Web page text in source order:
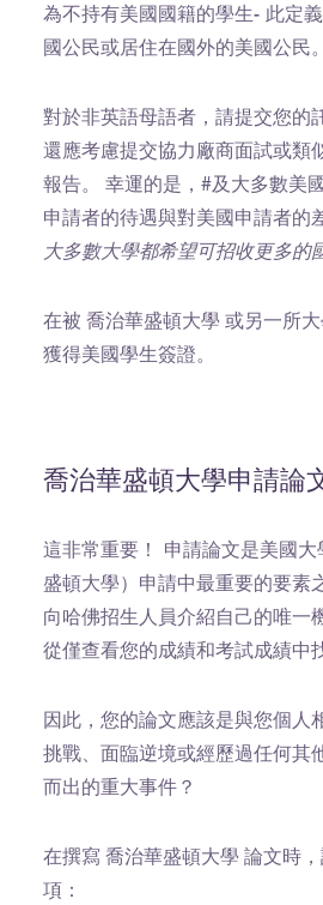
為不持有美國國籍的學生- 此定
國公民或居住在國外的美國公民。
對於非英語母語者，請提交您的
還應考慮提交協力廠商面試或類
報告。 幸運的是，#及大多數美
申請者的待遇與對美國申請者的
大多數大學都希望可招收更多的
在被 喬治華盛頓大學 或另一所
獲得美國學生簽證。
喬治華盛頓大學申請論
這非常重要！
申請論文是美國
盛頓大學）申請中最重要的要素
向哈佛招生人員介紹自己的唯一
從僅查看您的成績和考試成績中
因此，您的論文應該是與您個人
挑戰、面臨逆境或經歷過任何其
而出的重大事件？
在撰寫 喬治華盛頓大學 論文時
項：